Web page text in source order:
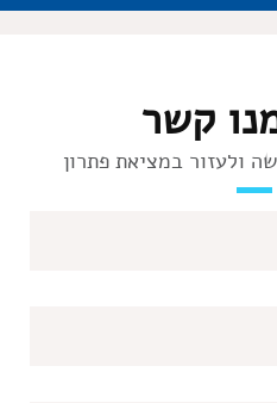
קשר
ולעזור במציאת פתרון